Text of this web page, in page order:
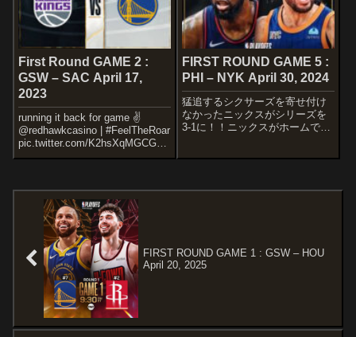
First Round GAME 2 :
GSW – SAC April 17,
2023
running it back for game ✌️
@redhawkcasino | #FeelTheRoar
pic.twitter.com/K2hsXqMGCG—
Sacramento Kings
FIRST ROUND GAME 5 :
PHI – NYK April 30, 2024
猛追するシクサーズを寄せ付け
なかったニックスがシリーズを
3-1に！！ニックスがホームで決
Oubr...
FIRST ROUND GAME 1 : GSW – HOU
April 20, 2025